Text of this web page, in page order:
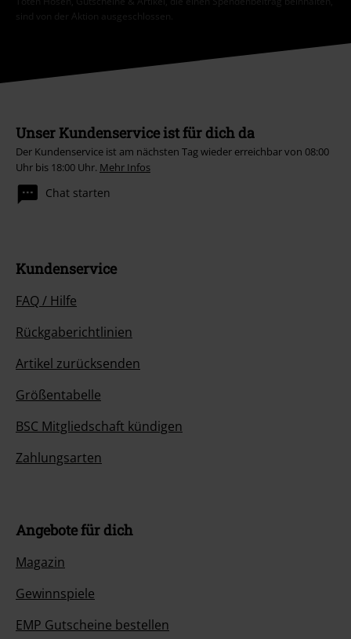
sind von der Aktion ausgeschlossen.
Unser Kundenservice ist für dich da
Der Kundenservice ist am nächsten Tag wieder erreichbar von 08:00
Uhr bis 18:00 Uhr. Mehr Infos
Chat starten
Kundenservice
FAQ / Hilfe
Rückgaberichtlinien
Artikel zurücksenden
Größentabelle
BSC Mitgliedschaft kündigen
Zahlungsarten
Angebote für dich
Magazin
Gewinnspiele
EMP Gutscheine bestellen